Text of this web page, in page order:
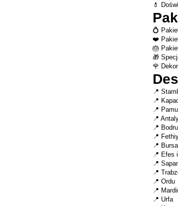
💄
💍
❤️
🎂
🎁
🌹
📍
📍
📍
📍
📍
📍
📍 Bursa
📍 Efes
📍
📍
📍 Ordu
📍
📍 Urfa